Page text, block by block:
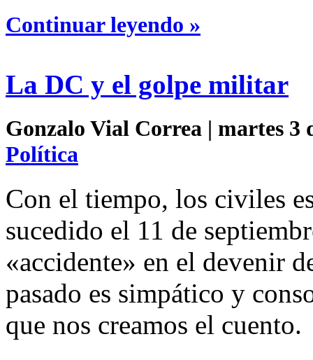
Continuar leyendo »
La DC y el golpe militar
Gonzalo Vial Correa | martes 3
Política
Con el tiempo, los civiles
sucedido el 11 de
«accidente» en el devenir
pasado es simpático y
que nos creamos el cuento.